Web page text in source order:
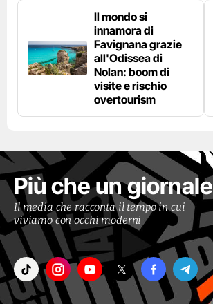
Il mondo si
innamora di
Favignana grazie
all'Odissea di
Nolan: boom di
visite e rischio
overtourism
Più che un giornale
Il media che racconta il tempo in cui
viviamo con occhi moderni